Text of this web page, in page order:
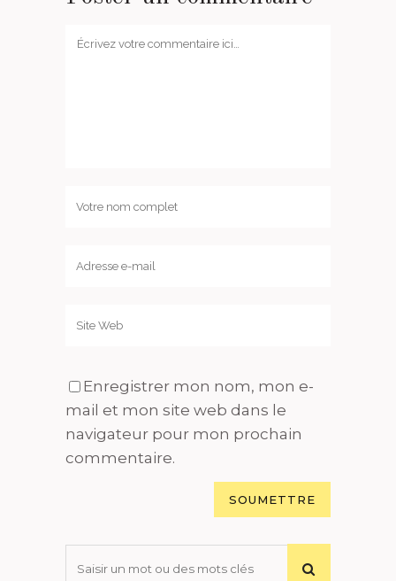
Enregistrer mon nom, mon e-
mail et mon site web dans le
navigateur pour mon prochain
commentaire.